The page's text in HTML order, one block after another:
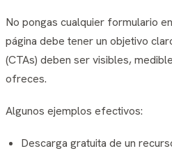
No pongas cualquier formulario
página debe tener un objetivo
(CTAs) deben ser visibles,
ofreces.
Algunos ejemplos efectivos:
Descarga gratuita de un